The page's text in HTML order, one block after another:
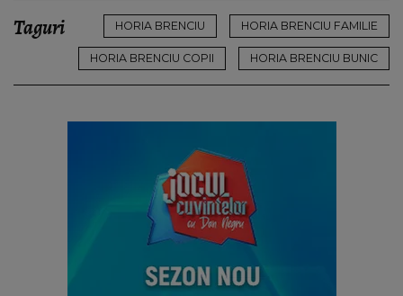
Taguri HORIA BRENCIU HORIA BRENCIU FAMILIE
HORIA BRENCIU COPII HORIA BRENCIU BUNIC